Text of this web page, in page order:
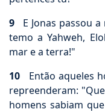
9 E Jonas passou
temo a Yahweh,
mar e a terra!"
10 Então aqueles
repreenderam:
homens sabiam